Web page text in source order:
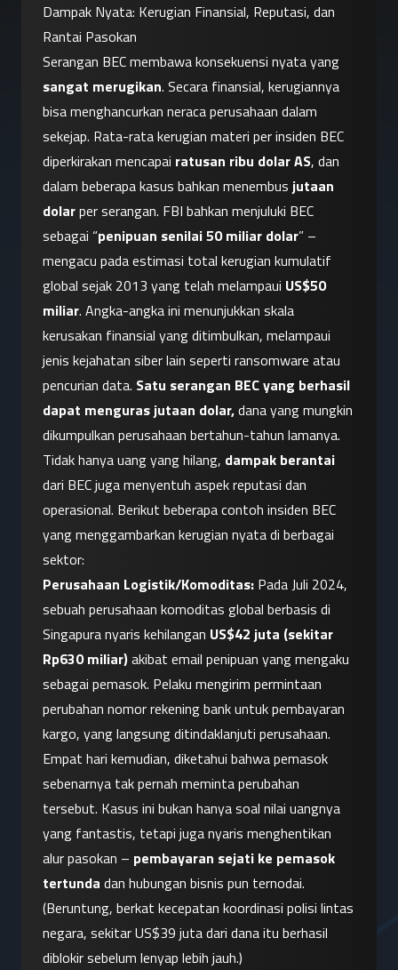
Dampak Nyata: Kerugian Finansial, Reputasi, dan
Rantai Pasokan
sangat merugikan. Secara finansial, kerugiannya
bisa menghancurkan neraca perusahaan dalam
sekejap. Rata-rata kerugian materi per insiden BEC
diperkirakan mencapai ratusan ribu dolar AS, dan
dalam beberapa kasus bahkan menembus jutaan
dolar per serangan. FBI bahkan menjuluki BEC
sebagai “penipuan senilai 50 miliar dolar” –
mengacu pada estimasi total kerugian kumulatif
global sejak 2013 yang telah melampaui US$50
miliar. Angka-angka ini menunjukkan skala
kerusakan finansial yang ditimbulkan, melampaui
jenis kejahatan siber lain seperti ransomware atau
pencurian data. Satu serangan BEC yang berhasil
dapat menguras jutaan dolar, dana yang mungkin
dikumpulkan perusahaan bertahun-tahun lamanya.
Tidak hanya uang yang hilang, dampak berantai
dari BEC juga menyentuh aspek reputasi dan
operasional. Berikut beberapa contoh insiden BEC
yang menggambarkan kerugian nyata di berbagai
sektor:
Perusahaan Logistik/Komoditas: Pada Juli 2024,
sebuah perusahaan komoditas global berbasis di
Singapura nyaris kehilangan US$42 juta (sekitar
Rp630 miliar) akibat email penipuan yang mengaku
sebagai pemasok. Pelaku mengirim permintaan
perubahan nomor rekening bank untuk pembayaran
kargo, yang langsung ditindaklanjuti perusahaan.
Empat hari kemudian, diketahui bahwa pemasok
sebenarnya tak pernah meminta perubahan
tersebut. Kasus ini bukan hanya soal nilai uangnya
yang fantastis, tetapi juga nyaris menghentikan
alur pasokan – pembayaran sejati ke pemasok
tertunda dan hubungan bisnis pun ternodai.
(Beruntung, berkat kecepatan koordinasi polisi lintas
negara, sekitar US$39 juta dari dana itu berhasil
diblokir sebelum lenyap lebih jauh.)